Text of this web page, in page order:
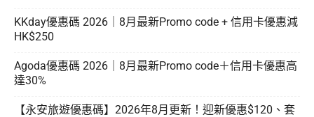
KKday優惠碼 2026｜8月最新Promo code + 信用卡優惠減
HK$250
Agoda優惠碼 2026｜8月最新Promo code＋信用卡優惠高
達30%
【永安旅遊優惠碼】2026年8月更新！迎新優惠$120、套